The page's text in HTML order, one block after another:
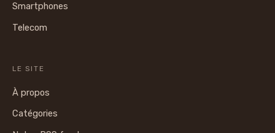
Smartphones
Telecom
LE SITE
À propos
Catégories